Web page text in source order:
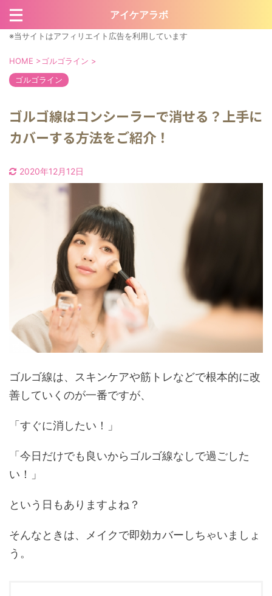
アイケアラボ
※当サイトはアフィリエイト広告を利用しています
HOME >ゴルゴライン >
ゴルゴライン
ゴルゴ線はコンシーラーで消せる？上手に
カバーする方法をご紹介！
2020年12月12日
ゴルゴ線は、スキンケアや筋トレなどで根本的に改
善していくのが一番ですが、
「すぐに消したい！」
「今日だけでも良いからゴルゴ線なしで過ごした
い！」
という日もありますよね？
そんなときは、メイクで即効カバーしちゃいましょ
う。